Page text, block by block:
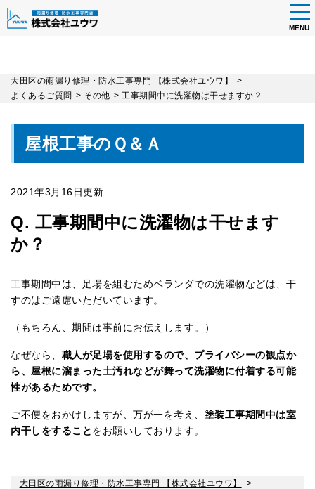
Skip
content
MENU
大田区の雨漏り修理・防水工事専門 【株式会社ユウワ】
>
よくあるご質問 > その他 > 工事期間中に洗濯物は干せますか？
屋根工事のＱ＆Ａ
2021年3月16日更新
Q. 工事期間中に洗濯物は干せます
か？
工事期間中は、足場を組むためベランダでの洗濯物などは、干
すのはご遠慮いただいています。
（もちろん、期間は事前にお伝えします。）
なぜなら、 職人が足場を使用するので、プライバシーの観点か
ら、屋根に溜まった土汚れなどが舞って洗濯物に付着する可能
性があるためです。
ご不便をおかけしますが、万が一を考え、 塗装工事期間中は室
内干しをすることをお願いしております。
大田区の雨漏り修理・防水工事専門 【株式会社ユウワ】
>